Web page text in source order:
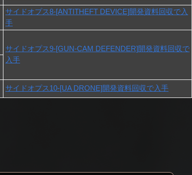
サイドオプス8-[ANTITHEFT DEVICE]開発資料回収で入
手
サイドオプス9-[GUN-CAM DEFENDER]開発資料回収で
入手
サイドオプス10-[UA DRONE]開発資料回収で入手